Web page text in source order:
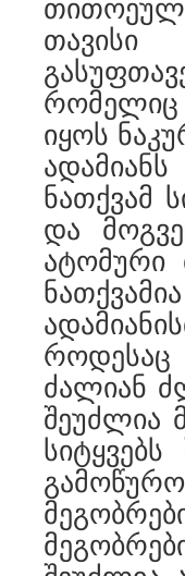
თავისი
რომელიც
იყოს
ნათქვამ
და
ატომური
როდესაც
ძალიან
შეუძლია